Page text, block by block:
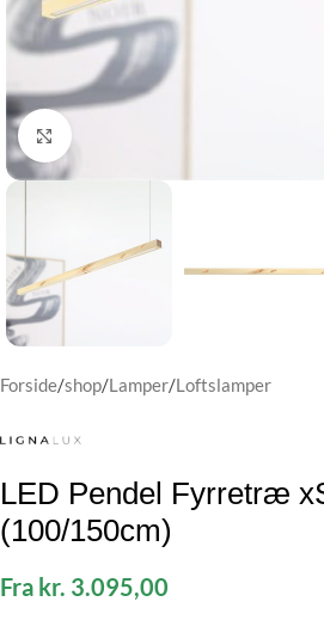
Klik for at forstørre
Forside/shop/Lamper/Loftslamper
LED Pendel Fyrretræ
(100/150cm)
Fra kr. 3.095,00